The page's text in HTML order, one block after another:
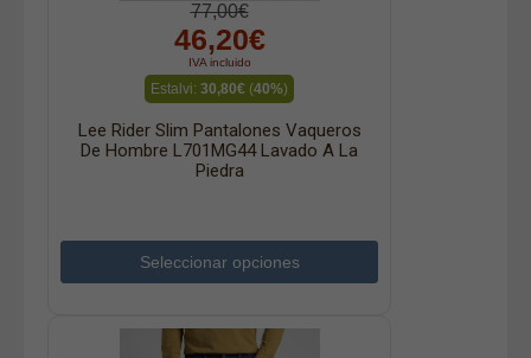
77,00€
46,20€
IVA incluido
Estalvi: 30,80€ (40%)
Lee Rider Slim Pantalones Vaqueros
De Hombre L701MG44 Lavado A La
Piedra
Seleccionar opciones